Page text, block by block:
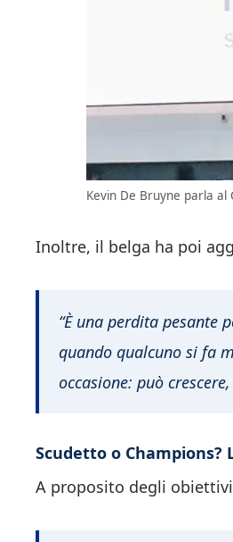
Kevin De Bruyne parla al
Inoltre, il belga ha poi
“È una perdita pesante
quando qualcuno si fa
occasione: può
Scudetto o Champions?
A proposito degli